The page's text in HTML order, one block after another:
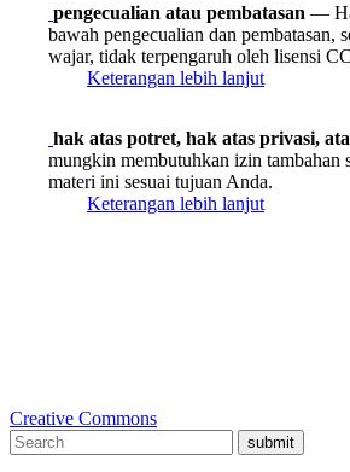
pengecualian atau pembatasan —
bawah pengecualian dan pembatasan,
wajar, tidak terpengaruh oleh lisensi
Keterangan lebih lanjut
hak atas potret, hak atas privasi,
mungkin membutuhkan izin tambahan
materi ini sesuai tujuan Anda.
Keterangan lebih lanjut
Creative Commons
submit